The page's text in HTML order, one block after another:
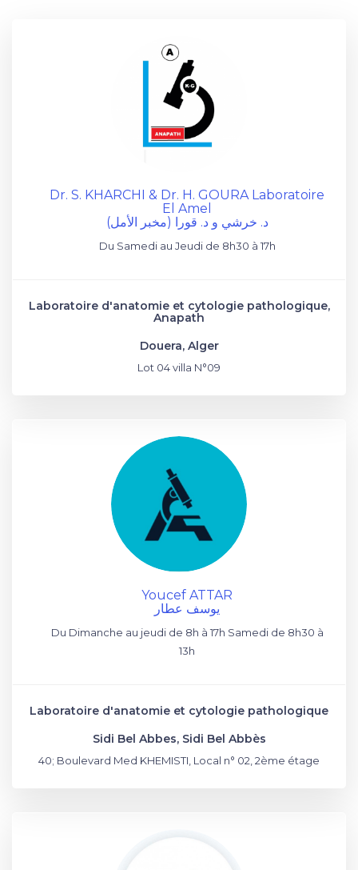
Dr. S. KHARCHI & Dr. H. GOURA Laboratoire
El Amel
د. خرشي و د. قورا (مخبر الأمل)
Du Samedi au Jeudi de 8h30 à 17h
Laboratoire d'anatomie et cytologie pathologique,
Anapath
Douera, Alger
Lot 04 villa N°09
Youcef ATTAR
يوسف عطار
Du Dimanche au jeudi de 8h à 17h Samedi de 8h30 à
13h
Laboratoire d'anatomie et cytologie pathologique
Sidi Bel Abbes, Sidi Bel Abbès
40; Boulevard Med KHEMISTI, Local n° 02, 2ème étage